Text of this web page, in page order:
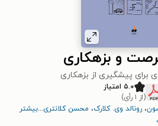
و بزهکاری
برای پیشگیری از بزهکاری
۵.۰ امتیاز
(از ۱ رأی)
، رونالد وی. کلارک، محسن کلانتری...بیشتر